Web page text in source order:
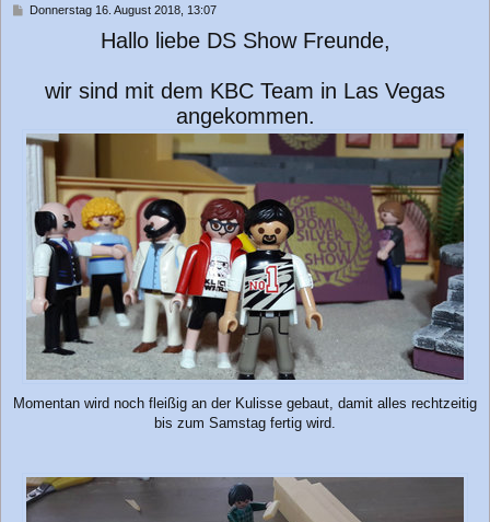
BDonnerstag 16. August 2018, 13:07
Hallo liebe DS Show Freunde,
wir sind mit dem KBC Team in Las Vegas
angekommen.
Momentan wird noch fleißig an der Kulisse gebaut, damit alles rechtzeitig
bis zum Samstag fertig wird.